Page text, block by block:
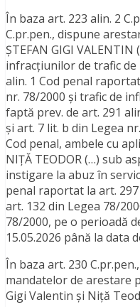
În baza art. 223 alin. 2
C.pr.pen., dispune
ȘTEFAN GIGI
infracțiunilor de trafic de
alin. 1 Cod penal
nr. 78/2000 și trafic de
faptă prev. de art. 291
și art. 7 lit. b din Legea
Cod penal, ambele cu
NIȚĂ TEODOR (…) sub
instigare la abuz în
penal raportat la art.
art. 132 din Legea 78/
78/2000, pe o perioadă
15.05.2026 până la data
În baza art. 230
mandatelor de arestare
Gigi Valentin și Niță